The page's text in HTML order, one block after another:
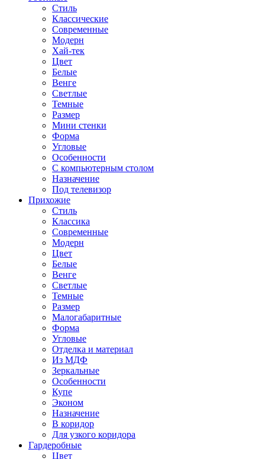
Стиль
Классические
Современные
Модерн
Хай-тек
Цвет
Белые
Венге
Светлые
Темные
Размер
Мини стенки
Форма
Угловые
Особенности
С компьютерным столом
Назначение
Под телевизор
Прихожие
Стиль
Классика
Современные
Модерн
Цвет
Белые
Венге
Светлые
Темные
Размер
Малогабаритные
Форма
Угловые
Отделка и материал
Из МДФ
Зеркальные
Особенности
Купе
Эконом
Назначение
В коридор
Для узкого коридора
Гардеробные
Цвет